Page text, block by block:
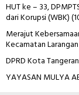
HUT ke – 33,
dari Korupsi (WBK)
Merajut
Kecamatan Larangan
DPRD Kota
YAYASAN MULYA